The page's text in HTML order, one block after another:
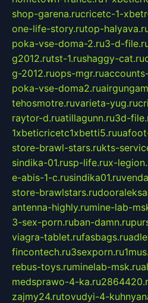
shop-garena.rucricetc-1-
one-life-story.rutop-
poka-vse-doma-2.ru3-d-
g2012.rutst-1.rushaggy-cat.ru
g-2012.ruops-mgr.ru
poka-vse-doma2.ru
tehosmotre.ruvarieta-yug.ru
raytor-d.ruatillagunn.ru3d-
1xbeticricetc1xbetti5.ru
store-brawl-stars.rukts-
sindika-01.rusp-life.rux-
e-abis-1-c.rusindika01.ru
store-brawlstars.ru
antenna-highly.rumine-lab-
3-sex-porn.ruban-damn.ru
viagra-tablet.rufasbags.ru
fincontech.ru3sexporn.ru
rebus-toys.ruminelab-msk.ru
medsprawo-4-ka.ru
zajmy24.rutovudyi-4-